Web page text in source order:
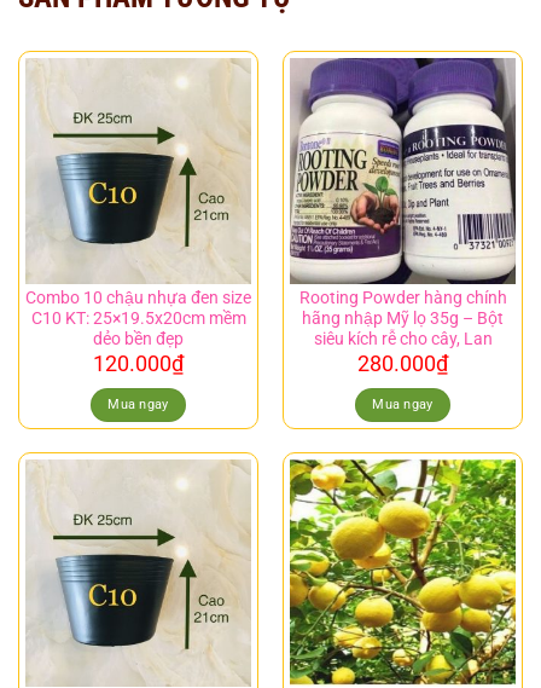
Combo 10 chậu nhựa đen size
C10 KT: 25×19.5x20cm mềm
dẻo bền đẹp
120.000₫
Mua ngay
Rooting Powder hàng chính
hãng nhập Mỹ lọ 35g – Bột
siêu kích rễ cho cây, Lan
280.000₫
Mua ngay